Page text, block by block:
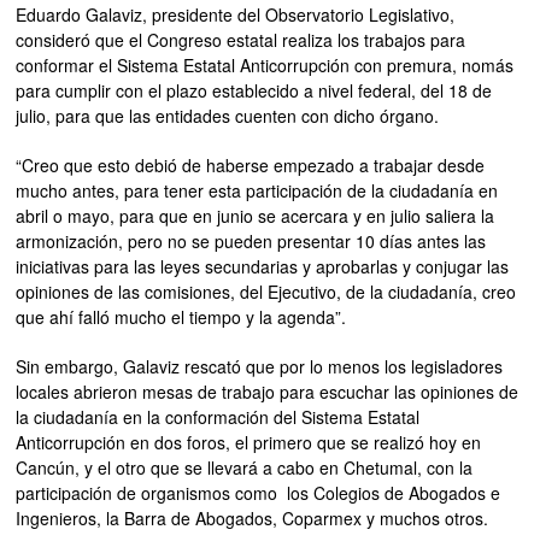
Eduardo Galaviz, presidente del Observatorio Legislativo,
consideró que el Congreso estatal realiza los trabajos para
conformar el Sistema Estatal Anticorrupción con premura, nomás
para cumplir con el plazo establecido a nivel federal, del 18 de
julio, para que las entidades cuenten con dicho órgano.
“Creo que esto debió de haberse empezado a trabajar desde
mucho antes, para tener esta participación de la ciudadanía en
abril o mayo, para que en junio se acercara y en julio saliera la
armonización, pero no se pueden presentar 10 días antes las
iniciativas para las leyes secundarias y aprobarlas y conjugar las
opiniones de las comisiones, del Ejecutivo, de la ciudadanía, creo
que ahí falló mucho el tiempo y la agenda”.
Sin embargo, Galaviz rescató que por lo menos los legisladores
locales abrieron mesas de trabajo para escuchar las opiniones de
la ciudadanía en la conformación del Sistema Estatal
Anticorrupción en dos foros, el primero que se realizó hoy en
Cancún, y el otro que se llevará a cabo en Chetumal, con la
participación de organismos como los Colegios de Abogados e
Ingenieros, la Barra de Abogados, Coparmex y muchos otros.